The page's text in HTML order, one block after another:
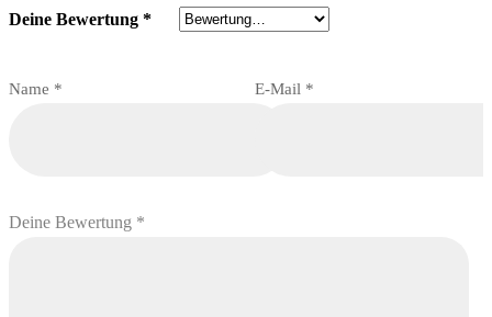
Name * E-Mail *
Deine Bewertung *
Deine Bewertung *